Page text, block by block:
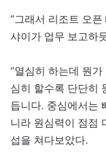
“그래서 리조트 오
샤이가 업무 보고하
“열심히 하는데 뭔
심히 할수록 단단히
듭니다. 중심에서는
니라 원심력이 점점
섭을 쳐다보았다.